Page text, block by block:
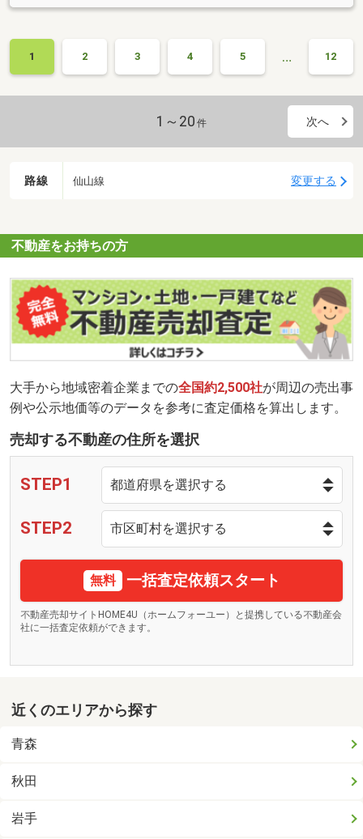
1 2 3 4 5 … 12
1～20 件 次へ
路線 仙山線 変更する
不動産をお持ちの方
大手から地域密着企業までの全国約2,500社が周辺の売出事
例や公示地価等のデータを参考に査定価格を算出します。
売却する不動産の住所を選択
STEP1
STEP2
無料 一括査定依頼スタート
不動産売却サイトHOME4U（ホームフォーユー）と提携している不動産会
社に一括査定依頼ができます。
近くのエリアから探す
青森
秋田
岩手